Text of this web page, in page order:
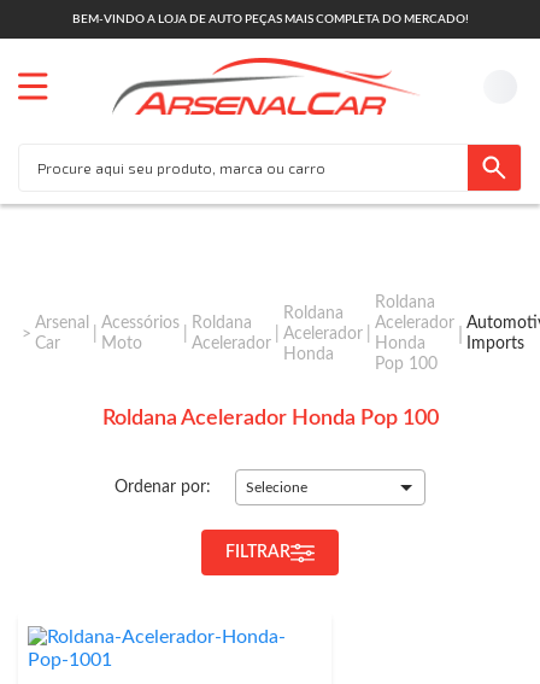
BEM-VINDO A LOJA DE AUTO PEÇAS MAIS COMPLETA DO MERCADO!
Arsenal
Car
Acessórios
Moto
Roldana
Acelerador
Roldana
Acelerador
Honda
Roldana
Acelerador
Honda
Pop 100
Imports
Roldana Acelerador Honda Pop 100
Ordenar por: Selecione
FILTRAR